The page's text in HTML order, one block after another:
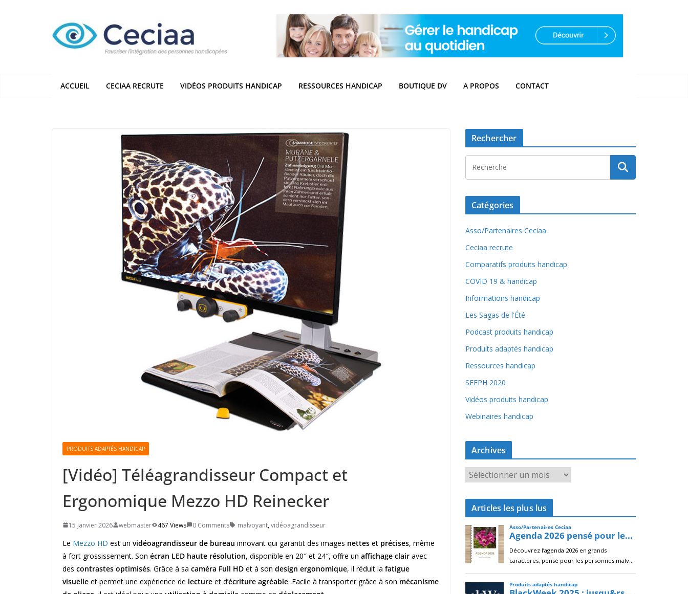
ACCUEIL CECIAA RECRUTE VIDÉOS PRODUITS HANDICAP RESSOURCES HANDICAP BOUTIQUE DV A PROPOS CONTACT
PRODUITS ADAPTÉS HANDICAP
[Vidéo] Téléagrandisseur Compact et
Ergonomique Mezzo HD Reinecker
15 janvier 2026 webmaster 467 Views 0 Comments malvoyant,vidéoagrandisseur
Le Mezzo HD est un vidéoagrandisseur de bureau innovant qui garantit des images nettes et précises, même
à fort grossissement. Son écran LED haute résolution, disponible en 20″ et 24″, offre un affichage clair avec
des contrastes optimisés. Grâce à sa caméra Full HD et à son design ergonomique, il réduit la fatigue
visuelle et permet une expérience de lecture et d’écriture agréable. Facile à transporter grâce à son mécanisme
Rechercher
Catégories
Asso/Partenaires Ceciaa
Ceciaa recrute
Comparatifs produits handicap
COVID 19 & handicap
Informations handicap
Les Sagas de l'Été
Podcast produits handicap
Produits adaptés handicap
Ressources handicap
SEEPH 2020
Vidéos produits handicap
Webinaires handicap
Archives
r
c
i
v
e
s
Articles les plus lus